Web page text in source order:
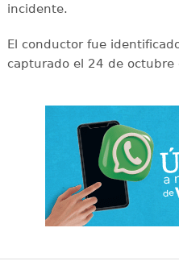
incidente.
El conductor fue
capturado el 24 de octubre